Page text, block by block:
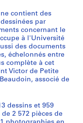
ne contient des
par
concernant le
à l'Université
des documents
échelonnés entre
complète à cet
Victor de Petite
associé de
dessins et 959
2 572 pièces de